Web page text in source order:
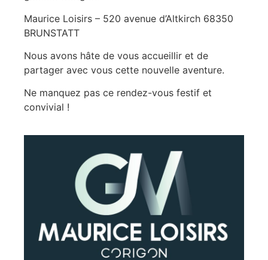
Maurice Loisirs – 520 avenue d’Altkirch 68350
BRUNSTATT
Nous avons hâte de vous accueillir et de
partager avec vous cette nouvelle aventure.
Ne manquez pas ce rendez-vous festif et
convivial !